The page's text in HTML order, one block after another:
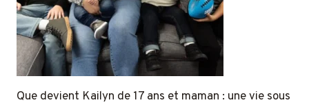
Que devient Kailyn de 17 ans et maman : une vie sous